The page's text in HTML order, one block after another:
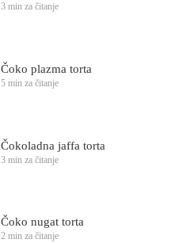
3 min za čitanje
Čoko plazma torta
5 min za čitanje
Čokoladna jaffa torta
3 min za čitanje
Čoko nugat torta
2 min za čitanje